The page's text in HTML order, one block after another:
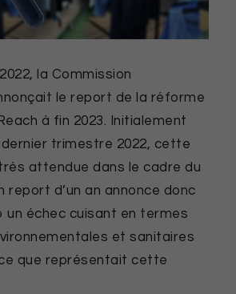
la Commission
le report de la réforme
à fin 2023. Initialement
trimestre 2022, cette
attendue dans le cadre du
report d’un an annonce donc
un échec cuisant en termes
et sanitaires
que représentait cette